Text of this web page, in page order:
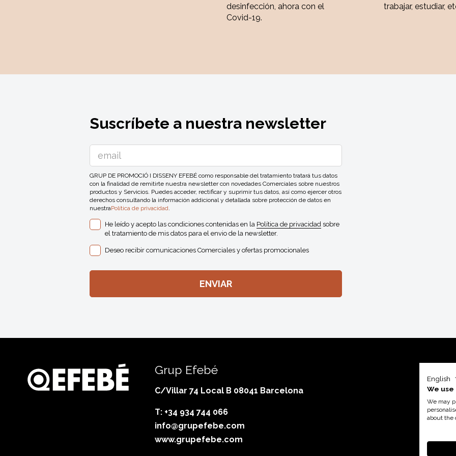
desinfección, ahora con el
Covid-19.
trabajar, estudiar,
Suscríbete a nuestra newsletter
GRUP DE PROMOCIÓ I DISSENY EFEBÉ como responsable del tratamiento tratará tus datos
con la finalidad de remitirte nuestra newsletter con novedades Comerciales sobre nuestros
productos y Servicios. Puedes acceder, rectificar y suprimir tus datos, así como ejercer otros
derechos consultando la información addicional y detallada sobre protección de datos en
nuestraPolítica de privacidad
He leído y acepto las condiciones contenidas en la Política de privacidad sobre
el tratamiento de mis datos para el envio de la newsletter.
Deseo recibir comunicaciones Comerciales y ofertas promocionales
Grup Efebé
C/Villar 74 Local B 08041 Barcelona
T: +34 934 744 066
info@grupefebe.com
www.grupefebe.com
English
We use
We may
about the